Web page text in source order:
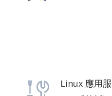
Linux 應用